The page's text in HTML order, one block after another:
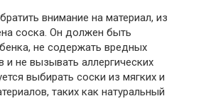
внимание на материал, из
соска. Он должен быть
не содержать вредных
и не вызывать аллергических
выбирать соски из мягких и
таких как натуральный